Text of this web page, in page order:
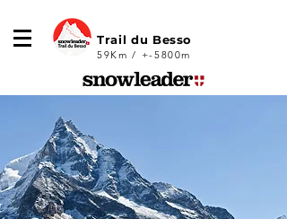
Trail du Besso
59Km / +-5800m